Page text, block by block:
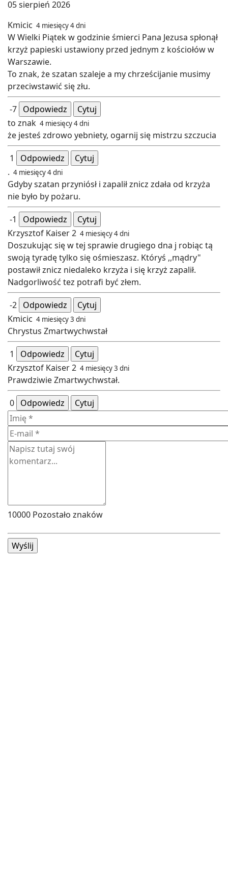
05 sierpień 2026
Kmicic 4 miesięcy 4 dni
W Wielki Piątek w godzinie śmierci Pana Jezusa spłonął
krzyż papieski ustawiony przed jednym z kościołów w
Warszawie.
To znak, że szatan szaleje a my chrześcijanie musimy
przeciwstawić się złu.
-7 Odpowiedz
Cytuj
to znak 4 miesięcy 4 dni
że jesteś zdrowo yebniety, ogarnij się mistrzu szczucia
1 Odpowiedz
Cytuj
. 4 miesięcy 4 dni
Gdyby szatan przyniósł i zapalił znicz zdała od krzyża
nie było by pożaru.
-1 Odpowiedz
Cytuj
Krzysztof Kaiser 2 4 miesięcy 4 dni
Doszukując się w tej sprawie drugiego dna j robiąc tą
swoją tyradę tylko się ośmieszasz. Któryś ,,mądry"
postawił znicz niedaleko krzyża i się krzyż zapalił.
Nadgorliwość tez potrafi być złem.
-2 Odpowiedz
Cytuj
Kmicic 4 miesięcy 3 dni
Chrystus Zmartwychwstał
1 Odpowiedz
Cytuj
Krzysztof Kaiser 2 4 miesięcy 3 dni
Prawdziwie Zmartwychwstał.
0 Odpowiedz Cytuj
10000 Pozostało znaków
Wyślij